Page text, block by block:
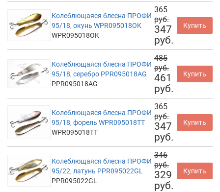
Колеблющаяся блесна ПРОФИ
95/18, окунь WPR095018OK
WPR095018OK
365
руб.
347
руб.
Купить
Колеблющаяся блесна ПРОФИ
95/18, серебро PPR095018AG
PPR095018AG
485
руб.
461
руб.
Купить
Колеблющаяся блесна ПРОФИ
95/18, форель WPR095018TT
WPR095018TT
365
руб.
347
руб.
Купить
Колеблющаяся блесна ПРОФИ
95/22, латунь PPR095022GL
PPR095022GL
346
руб.
329
руб.
Купить